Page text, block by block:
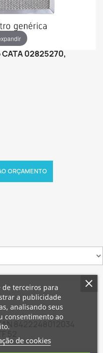
desejos
para guardar
02825270,
ORÇAMENTO
8422248012034
52
de terceiros para
a publicidade
analisando seus
consentimento ao
de cookies